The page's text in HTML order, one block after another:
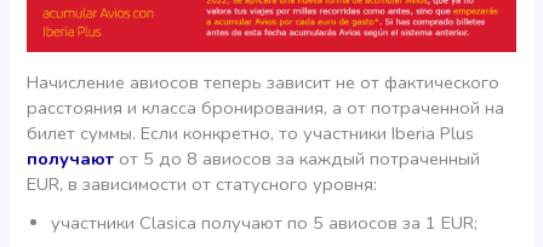
Начисление авиосов теперь зависит не от фактического
расстояния и класса бронирования, а от потраченной на
билет суммы. Если конкретно, то участники Iberia Plus
получают от 5 до 8 авиосов за каждый потраченный
EUR, в зависимости от статусного уровня:
участники Clasica получают по 5 авиосов за 1 EUR;